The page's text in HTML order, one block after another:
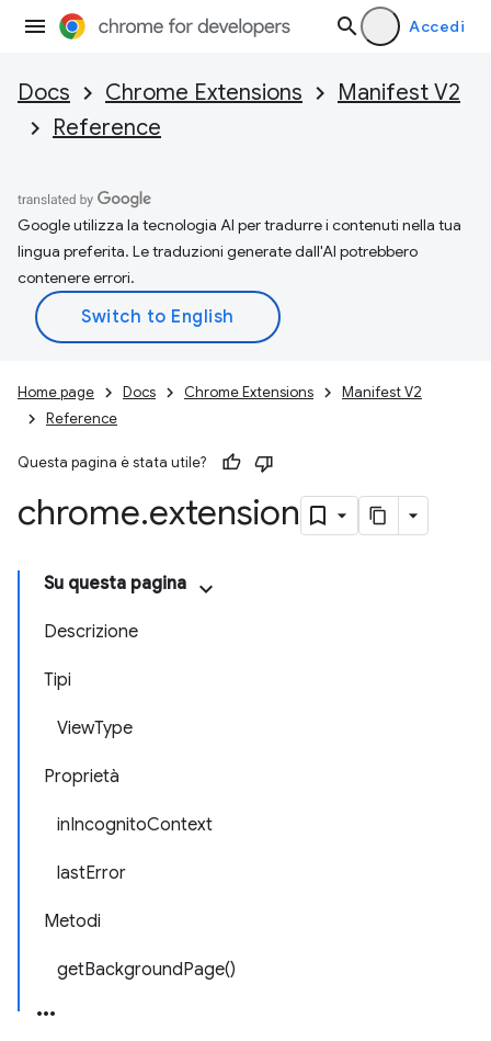
Accedi
Docs Chrome Extensions
Manifest V2
Reference
Google utilizza la tecnologia AI per tradurre i contenuti nella tua
lingua preferita. Le traduzioni generate dall'AI potrebbero
contenere errori.
Home page Docs Chrome Extensions
Manifest V2
Reference
Questa pagina è stata utile?
chrome.extension
Su questa pagina
Descrizione
Tipi
ViewType
Proprietà
inIncognitoContext
lastError
Metodi
getBackgroundPage()